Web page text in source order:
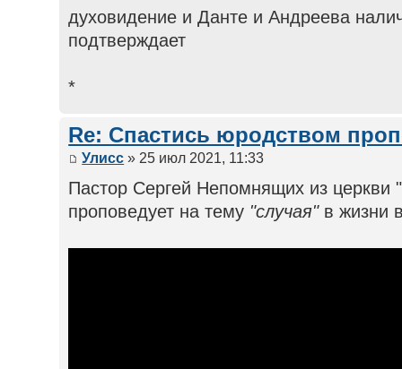
духовидение и Данте и Андреева
подтверждает
*
Re: Спастись юродством
Улисс » 25 июл 2021, 11:33
Пастор Сергей Непомнящих из церкви
проповедует на тему "случая"в жизни